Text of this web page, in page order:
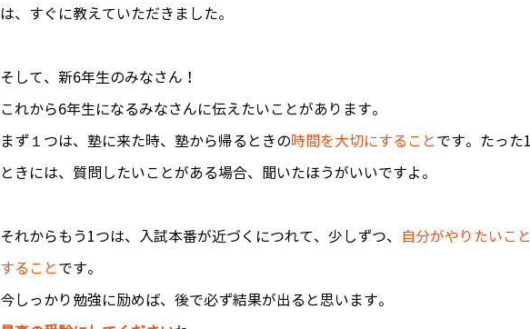
は、すぐに教えていただきました。
そして、新6年生のみなさん！
これから6年生になるみなさんに伝えたいことがあります。
まず１つは、塾に来た時、塾から帰るときの時間を大切にすること です。たった
ときには、質問したいことがある場合、聞いたほうがいいですよ。
それからもう1つは、入試本番が近づくにつれて、少しずつ、 自分がやりたいこ
すること です。
今しっかり勉強に励めば、後で必ず結果が出ると思います。